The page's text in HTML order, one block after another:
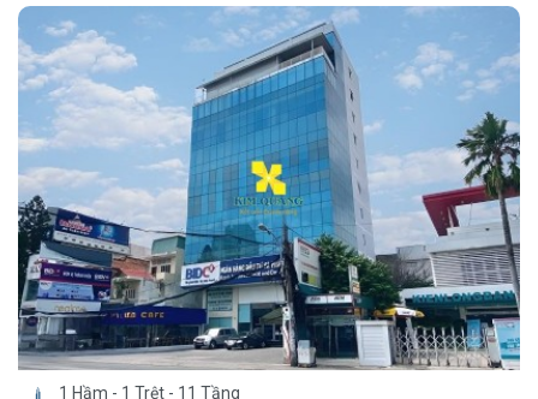
1 Hầm - 1 Trệt - 11 Tầng